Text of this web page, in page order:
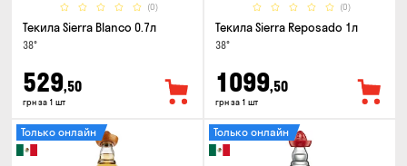
(0)
Текила Sierra Blanco 0.7л
38°
529,50
грн за 1 шт
(0)
Текила Sierra Reposado 1л
38°
1099,50
грн за 1 шт
Только онлайн Только онлайн